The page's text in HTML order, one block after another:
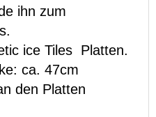
ihn zum
ice Tiles Platten.
ca. 47cm
den Platten